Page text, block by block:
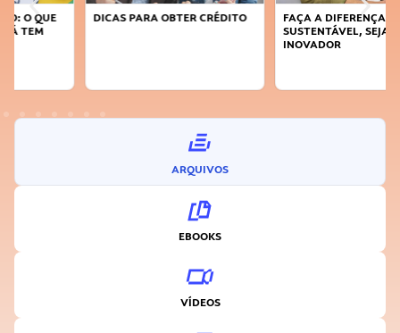
DICAS PARA OBTER CRÉDITO
FAÇA A DIFERENÇA: SEJA
SUSTENTÁVEL, SEJA
ARQUIVOS
EBOOKS
VÍDEOS